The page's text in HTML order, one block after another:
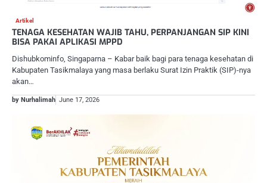
Artikel
TENAGA KESEHATAN WAJIB TAHU, PERPANJANGAN SIP KINI
BISA PAKAI APLIKASI MPPD
Dishubkominfo, Singaparna – Kabar baik bagi para tenaga kesehatan di
Kabupaten Tasikmalaya yang masa berlaku Surat Izin Praktik (SIP)-nya
akan…
by Nurhalimah June 17, 2026